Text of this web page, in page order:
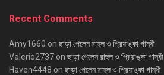
Recent Comments
Amy1660 on ছাড়া পেলেন রাহুল ও প্রিয়াঙ্কা গান্ধী
Valerie2737 on ছাড়া পেলেন রাহুল ও প্রিয়াঙ্কা গান্ধী
Haven4448 on ছাড়া পেলেন রাহুল ও প্রিয়াঙ্কা গান্ধী